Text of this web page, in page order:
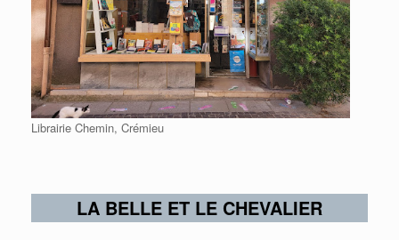
Librairie Chemin, Crémieu
LA BELLE ET LE CHEVALIER